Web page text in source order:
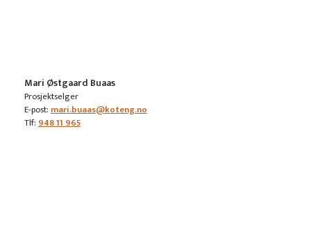
Mari Østgaard Buaas
Prosjektselger
E-post:mari.buaas@koteng.no
Tlf:948 11 965